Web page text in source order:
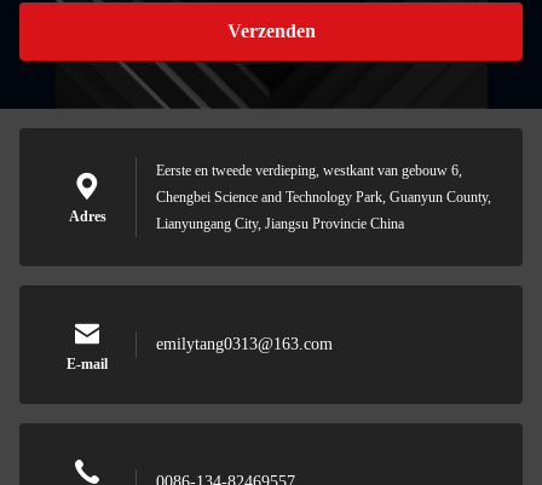
Verzenden
Adres
Eerste en tweede verdieping, westkant van gebouw 6,
Chengbei Science and Technology Park, Guanyun County,
Lianyungang City, Jiangsu Provincie China
E-mail
emilytang0313@163.com